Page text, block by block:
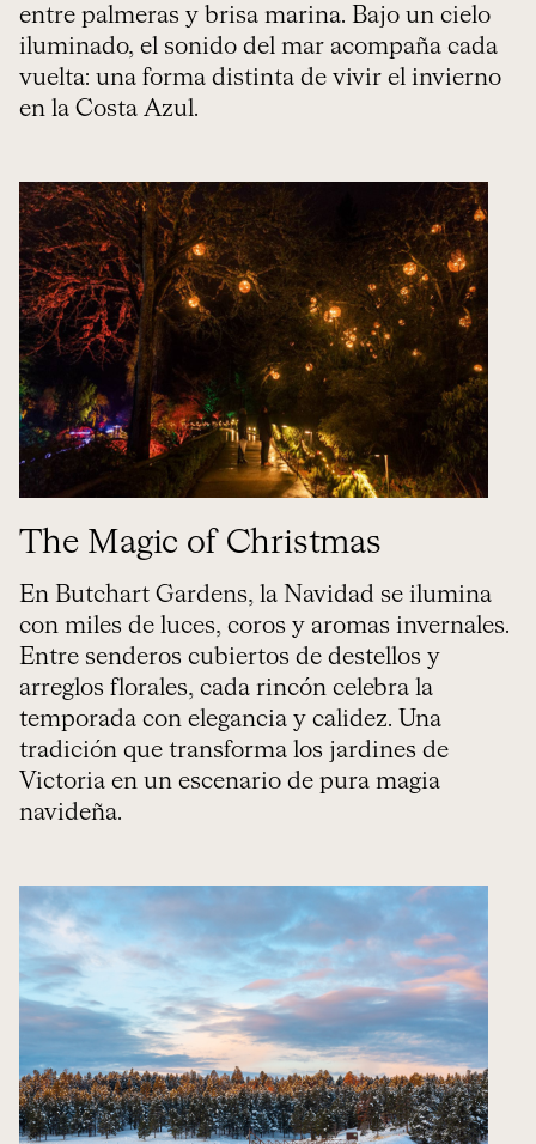
entre palmeras y brisa marina. Bajo un cielo
iluminado, el sonido del mar acompaña cada
vuelta: una forma distinta de vivir el invierno
en la Costa Azul.
The Magic of Christmas
En Butchart Gardens, la Navidad se ilumina
con miles de luces, coros y aromas invernales.
Entre senderos cubiertos de destellos y
arreglos florales, cada rincón celebra la
temporada con elegancia y calidez. Una
tradición que transforma los jardines de
Victoria en un escenario de pura magia
navideña.